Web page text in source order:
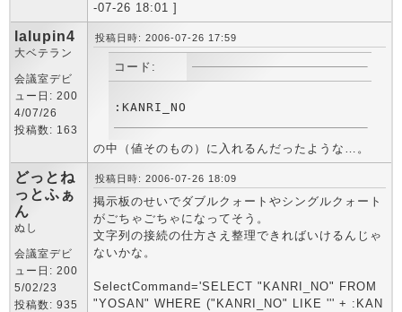
-07-26 18:01 ]
lalupin4
大ベテラン
会議室デビ
ュー日: 200
4/07/26
投稿数: 163
投稿日時: 2006-07-26 17:59
コード:
の中（値そのもの）に入れるんだったような…。
どっとね
っとふぁ
ん
ぬし
会議室デビ
ュー日: 200
5/02/23
投稿数: 935
投稿日時: 2006-07-26 18:09
掲示板のせいでダブルクォートやシングルクォート
がごちゃごちゃになってそう。
文字列の接続の仕方さえ整理できればいけるんじゃ
ないかな。
SelectCommand='SELECT "KANRI_NO" FROM
"YOSAN" WHERE ("KANRI_NO" LIKE ''' + :KAN